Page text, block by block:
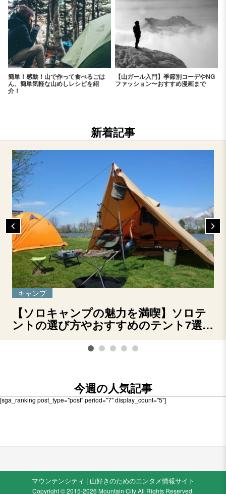
簡単！感動！山で作って食べるごは
ん、簡単気軽な山めしレシピを紹
介！
【山ガール入門】季節別コーデやNG
ファッション〜おすすめ漫画まで
新着記事
キャンプ
【ソロキャンプの魅力を満喫】ソロテ
ントの選び方やおすすめのテント7選を
今週の人気記事
[sga_ranking post_type="post" period="7" display_count="5"]
マウンテンシティ | 山好きのためのエンタメ情報サイト
Copyright © 2015-2026 Mountain City All Rights Reserved.